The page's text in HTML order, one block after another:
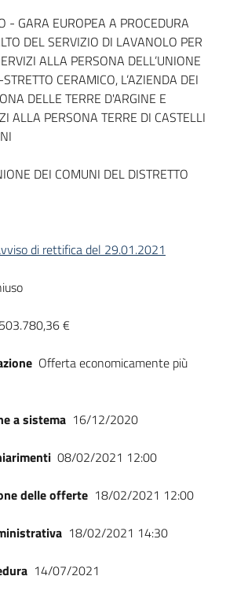
- GARA EUROPEA A PROCEDURA
DEL SERVIZIO DI LAVANOLO PER
ALLA PERSONA DELL’UNIONE
CERAMICO, L’AZIENDA DEI
DELLE TERRE D'ARGINE E
ALLA PERSONA TERRE DI CASTELLI
DEI COMUNI DEL DISTRETTO
di rettifica del 29.01.2021
€
Offerta economicamente più
a sistema 16/12/2020
08/02/2021 12:00
delle offerte 18/02/2021 12:00
18/02/2021 14:30
14/07/2021